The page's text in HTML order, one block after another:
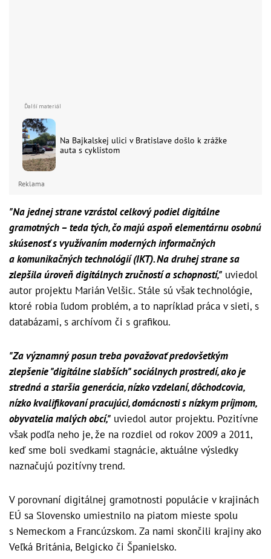
Na Bajkalskej ulici v Bratislave došlo k zrážke
auta s cyklistom
Reklama
"Na jednej strane vzrástol celkový podiel digitálne
gramotných – teda tých, čo majú aspoň elementárnu osobnú
skúsenosť s využívaním moderných informačných
a komunikačných technológií (IKT). Na druhej strane sa
zlepšila úroveň digitálnych zručností a schopností," uviedol
autor projektu Marián Velšic. Stále sú však technológie,
ktoré robia ľudom problém, a to napríklad práca v sieti, s
databázami, s archívom či s grafikou.
"Za významný posun treba považovať predovšetkým
zlepšenie "digitálne slabších" sociálnych prostredí, ako je
stredná a staršia generácia, nízko vzdelaní, dôchodcovia,
nízko kvalifikovaní pracujúci, domácnosti s nízkym príjmom,
obyvatelia malých obcí," uviedol autor projektu. Pozitívne
však podľa neho je, že na rozdiel od rokov 2009 a 2011,
keď sme boli svedkami stagnácie, aktuálne výsledky
naznačujú pozitívny trend.
V porovnaní digitálnej gramotnosti populácie v krajinách
EÚ sa Slovensko umiestnilo na piatom mieste spolu
s Nemeckom a Francúzskom. Za nami skončili krajiny ako
Veľká Británia, Belgicko či Španielsko.